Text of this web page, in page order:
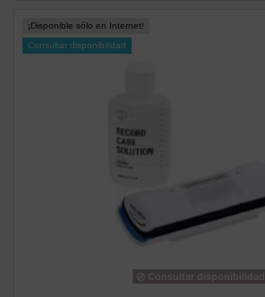
¡Disponible sólo en Internet!
Consultar disponibilidad
Consultar disponibilidad